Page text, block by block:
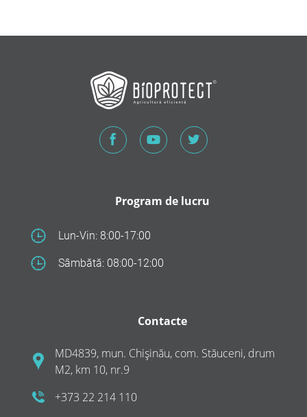
Program de lucru
Lun-Vin: 8:00-17:00
Sâmbătă: 08:00-12:00
Contacte
MD4839, mun. Chișinău, com. Stăuceni, drum
M2, km 10, nr.9
+373 22 214 110